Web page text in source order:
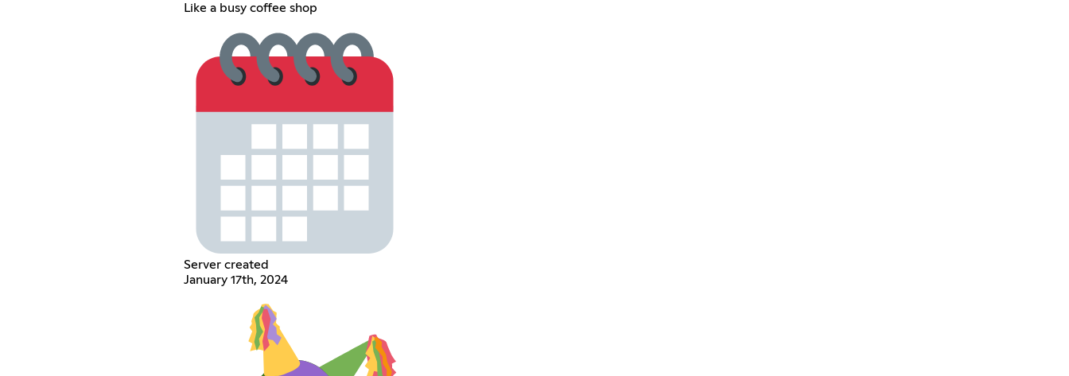
Like a busy coffee shop
Server created
January 17th, 2024